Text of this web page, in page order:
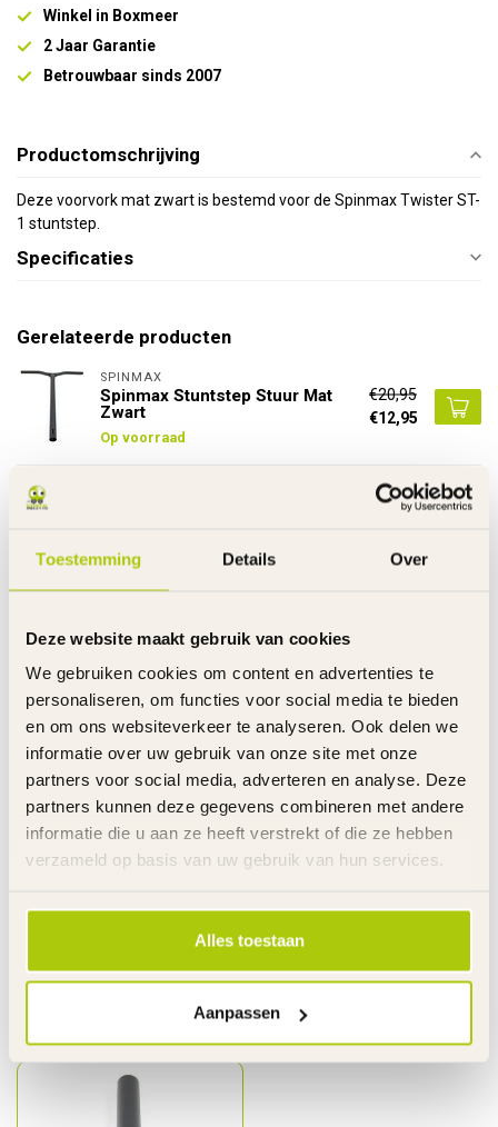
Toestemming Details Over
Deze website maakt gebruik van cookies
We gebruiken cookies om content en advertenties te
personaliseren, om functies voor social media te bieden
en om ons websiteverkeer te analyseren. Ook delen we
informatie over uw gebruik van onze site met onze
partners voor social media, adverteren en analyse. Deze
partners kunnen deze gegevens combineren met andere
informatie die u aan ze heeft verstrekt of die ze hebben
verzameld op basis van uw gebruik van hun services.
Alles toestaan
Aanpassen
Winkel in Boxmeer
2 Jaar Garantie
Betrouwbaar sinds 2007
Productomschrijving
Deze voorvork mat zwart is bestemd voor de Spinmax Twister ST-
1 stuntstep.
Specificaties
Gerelateerde producten
SPINMAX
Spinmax Stuntstep Stuur Mat
Zwart
Op voorraad
€20,95
€12,95
Op voorraad
€10,95
Spinmax Stuntstep Handvatten
Blauw 2 Stuks
Op voorraad
SPINMAX
Spinmax Stuntstep 3-Punts
Klem Mat Zwart
Op voorraad
€10,95
€6,95
Heeft u vragen over dit product?